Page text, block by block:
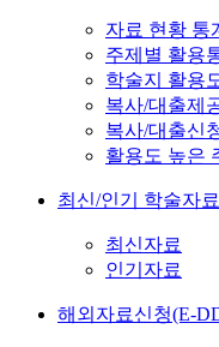
자료 현황 통
주제별 활용
학술지 활용
복사/대출제
복사/대출신
활용도 높은
최신/인기 학술자료
최신자료
인기자료
해외자료신청(E-